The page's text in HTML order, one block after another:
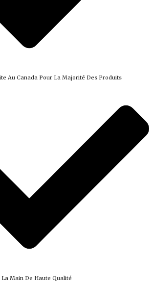
Au Canada Pour La Majorité Des Produits
La Main De Haute Qualité